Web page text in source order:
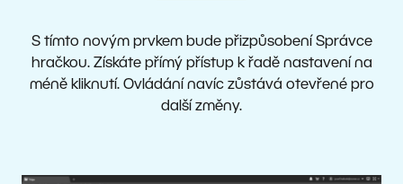
S tímto novým prvkem bude přizpůsobení Správce
hračkou. Získáte přímý přístup k řadě nastavení na
méně kliknutí. Ovládání navíc zůstává otevřené pro
další změny.